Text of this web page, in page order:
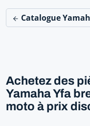
Catalogue
Achetez des
Yamaha Yfa
moto à prix